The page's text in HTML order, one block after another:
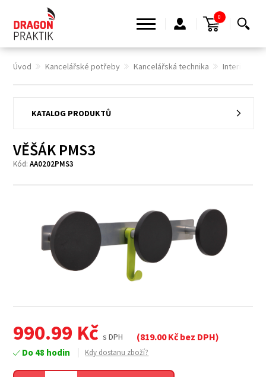
Úvod Kancelářské potřeby Kancelářská technika Interiérové
KATALOG PRODUKTŮ
VĚŠÁK PMS3
Kód:AA0202PMS3
990.99 Kčs DPH (819.00Kč bez DPH)
Do 48 hodin Kdy dostanu zboží?
0